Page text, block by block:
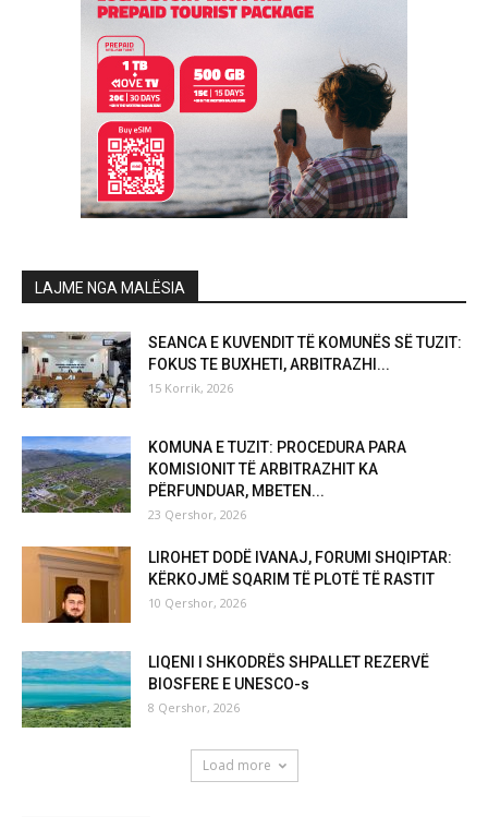
LAJME NGA MALËSIA
SEANCA E KUVENDIT TË KOMUNËS SË TUZIT:
FOKUS TE BUXHETI, ARBITRAZHI...
15 Korrik, 2026
KOMUNA E TUZIT: PROCEDURA PARA
KOMISIONIT TË ARBITRAZHIT KA
PËRFUNDUAR, MBETEN...
23 Qershor, 2026
LIROHET DODË IVANAJ, FORUMI SHQIPTAR:
KËRKOJMË SQARIM TË PLOTË TË RASTIT
10 Qershor, 2026
LIQENI I SHKODRËS SHPALLET REZERVË
BIOSFERE E UNESCO-s
8 Qershor, 2026
Load more